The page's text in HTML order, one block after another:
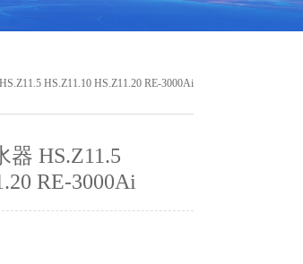
HS.Z11.10 HS.Z11.20 RE-3000Ai
HS.Z11.5
RE-3000Ai